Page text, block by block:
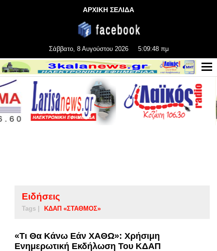
ΑΡΧΙΚΗ ΣΕΛΙΔΑ
Σάββατο, 8 Αυγούστου 2026 5:09:48 πμ
Ειδήσεις
Tags | ΚΔΑΠ «ΣΤΑΘΜΟΣ»
«Τι Θα Κάνω Εάν ΧΑΘΩ»: Χρήσιμη
Ενημερωτική Εκδήλωση Του ΚΔΑΠ